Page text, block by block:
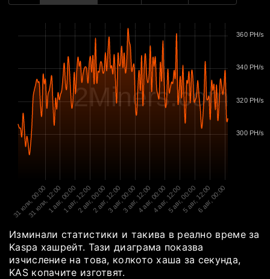
2Miners.com
31 юли, 00:00
31 юли, 12:001 авг, 00:001 авг, 12:002 авг, 00:002 авг, 12:003 авг, 00:003 авг, 12:004 авг, 00:004 авг, 12:005 авг, 00:005 авг, 12:006 авг, 00:00
300 PH/s
320 PH/s
340 PH/s
360 PH/s
Изминали статистики и такива в реално време за
Kaspa хашрейт. Тази диаграма показва
изчисление на това, колкото хаша за секунда,
KAS копачите изготвят.